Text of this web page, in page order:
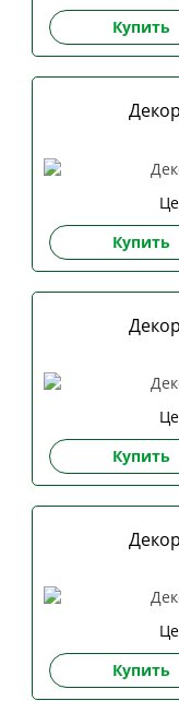
Купить
Купить
Купить
Купить